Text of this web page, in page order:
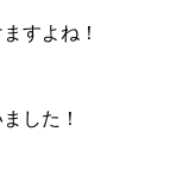
すよね！
した！